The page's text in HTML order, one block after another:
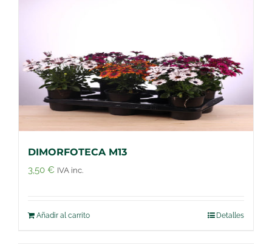
DIMORFOTECA M13
3,50 € IVA inc.
Añadir al carrito Detalles